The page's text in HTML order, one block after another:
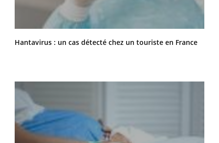
Hantavirus : un cas détecté chez un touriste en France